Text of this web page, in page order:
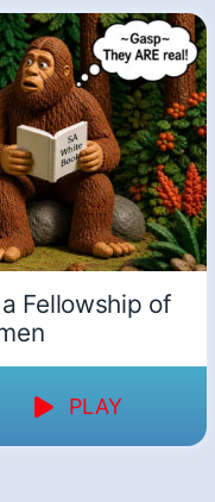
Fellowship of
PLAY